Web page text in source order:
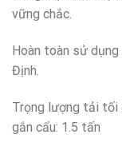
vững chắc.
Hoàn toàn sử
Định.
Trọng lượng tải tối
gắn cẩu: 1.5 tấn